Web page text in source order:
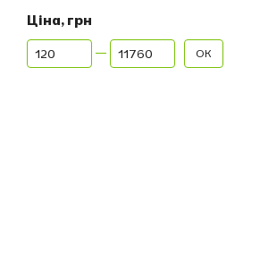
Ціна, грн
Від Ціна, грн
До Ціна, грн ОК